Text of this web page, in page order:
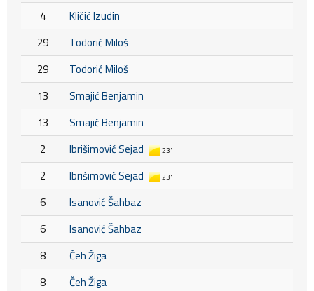
4
Kličić Izudin
29
Todorić Miloš
29
Todorić Miloš
13
Smajić Benjamin
13
Smajić Benjamin
2
Ibrišimović Sejad 23'
2 Ibrišimović Sejad 23'
6
Isanović Šahbaz
6
Isanović Šahbaz
8
Čeh Žiga
8
Čeh Žiga